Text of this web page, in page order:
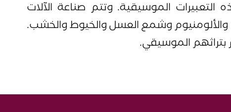
التعبيرات الموسيقية. وتتم صناعة الآلات
والألومنيوم وشمع العسل والخيوط والخشب.
الموسيقي.